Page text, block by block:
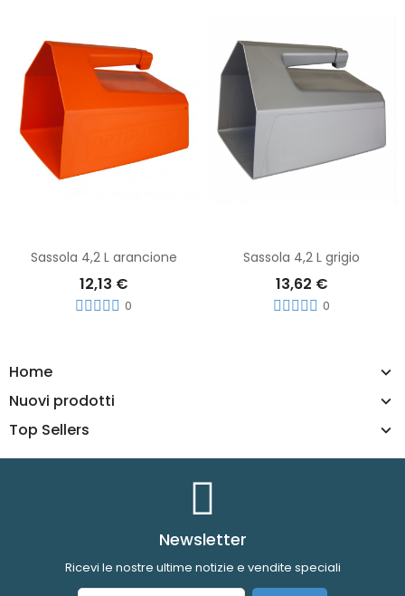
Home
Nuovi prodotti
Top Sellers
Sassola 4,2 L arancione
12,13 €
0
Sassola 4,2 L grigio
13,62 €
0
Newsletter
Ricevi le nostre ultime notizie e vendite speciali